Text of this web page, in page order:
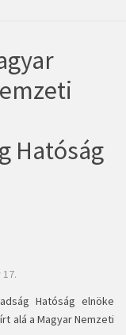
Hatóság
Hatóság elnöke
alá a Magyar Nemzeti